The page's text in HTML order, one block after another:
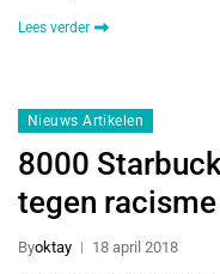
Lees verder
Nieuws Artikelen
8000
tegen racisme
Byoktay 18 april 2018